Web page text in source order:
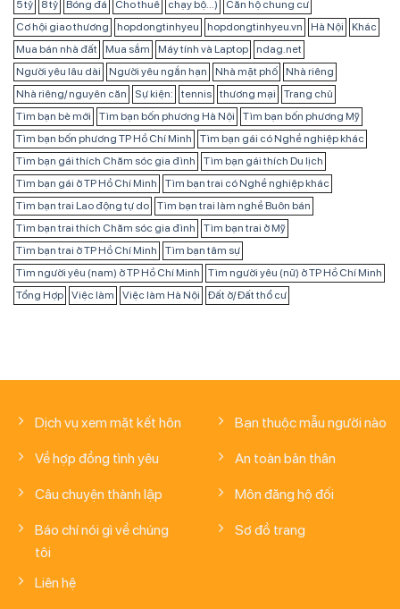
5 tỷ 8 tỷ Bóng đá Cho thuê chạy bộ...)
Căn hộ chung cư
Cơ hội giao thương
hopdongtinhyeu hopdongtinhyeu.vn Hà Nội
Khác
Mua bán nhà đất
Mua sắm Máy tính và Laptop
ndag.net
Người yêu lâu dài
Người yêu ngắn hạn Nhà mặt phố
Nhà riêng
Nhà riêng/ nguyên căn
Sự kiện: tennis thương mại
Trang chủ
Tìm bạn bè mới
Tìm bạn bốn phương Hà Nội
Tìm bạn bốn phương Mỹ
Tìm bạn bốn phương TP Hồ Chí Minh
Tìm bạn gái có Nghề nghiệp khác
Tìm bạn gái thích Chăm sóc gia đình
Tìm bạn gái thích Du lịch
Tìm bạn gái ở TP Hồ Chí Minh
Tìm bạn trai có Nghề nghiệp khác
Tìm bạn trai Lao động tự do
Tìm bạn trai làm nghề Buôn bán
Tìm bạn trai thích Chăm sóc gia đình
Tìm bạn trai ở Mỹ
Tìm bạn trai ở TP Hồ Chí Minh
Tìm bạn tâm sự
Tìm người yêu (nam) ở TP Hồ Chí Minh
Tìm người yêu (nữ) ở TP Hồ Chí Minh
Tổng Hợp
Việc làm Việc làm Hà Nội Đất ở/ Đất thổ cư
Dịch vụ xem mặt kết hôn
Về hợp đồng tình yêu
Câu chuyện thành lập
Báo chí nói gì về chúng
tôi
Liên hệ
Bạn thuộc mẫu người nào
An toàn bản thân
Môn đăng hộ đối
Sơ đồ trang